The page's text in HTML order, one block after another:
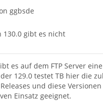
ggbsde
130.0 gibt es nicht
es auf dem FTP Server
129.0 testet TB hier die
und diese
Einsatz geeignet.